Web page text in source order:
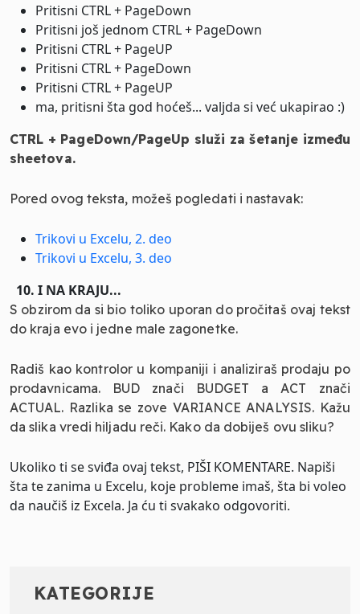
Pritisni CTRL + PageDown
Pritisni još jednom CTRL + PageDown
Pritisni CTRL + PageUP
Pritisni CTRL + PageDown
Pritisni CTRL + PageUP
ma, pritisni šta god hoćeš... valjda si već ukapirao :)
CTRL + PageDown/PageUp služi za šetanje između
sheetova.
Pored ovog teksta, možeš pogledati i nastavak:
Trikovi u Excelu, 2. deo
Trikovi u Excelu, 3. deo
10. I NA KRAJU...
S obzirom da si bio toliko uporan do pročitaš ovaj tekst
do kraja evo i jedne male zagonetke.
Radiš kao kontrolor u kompaniji i analiziraš prodaju po
prodavnicama. BUD znači BUDGET a ACT znači
ACTUAL. Razlika se zove VARIANCE ANALYSIS. Kažu
da slika vredi hiljadu reči. Kako da dobiješ ovu sliku?
Ukoliko ti se sviđa ovaj tekst, PIŠI KOMENTARE. Napiši
šta te zanima u Excelu, koje probleme imaš, šta bi voleo
da naučiš iz Excela. Ja ću ti svakako odgovoriti.
KATEGORIJE